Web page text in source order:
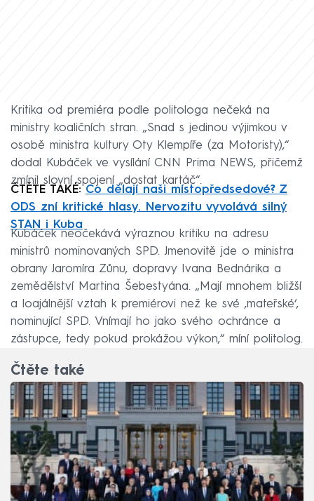
Kritika od premiéra podle politologa nečeká na
ministry koaličních stran. „Snad s jedinou výjimkou v
osobě ministra kultury Oty Klempíře (za Motoristy),“
dodal Kubáček ve vysílání CNN Prima NEWS, přičemž
zmínil slovní spojení „dostat kartáč“.
ČTĚTE TAKÉ: Co dělají naši místopředsedové? Z
ODS zní kritické hlasy. Nervozitu vyvolává silný
STAN i Kuba
Kubáček neočekává výraznou kritiku na adresu
ministrů nominovaných SPD. Jmenovitě jde o ministra
obrany Jaromíra Zůnu, dopravy Ivana Bednárika a
zemědělství Martina Šebestyána. „Mají mnohem bližší
a loajálnější vztah k premiérovi než ke své ‚mateřské‘,
nominující SPD. Vnímají ho jako svého ochránce a
zástupce, tedy pokud prokážou výkon,“ míní politolog.
Čtěte také